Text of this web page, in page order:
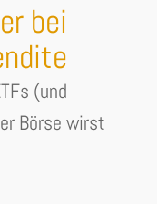
bei
(und
Börse wirst